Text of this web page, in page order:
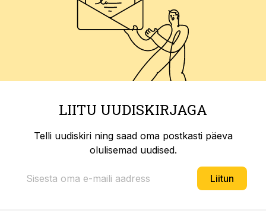
LIITU UUDISKIRJAGA
Telli uudiskiri ning saad oma postkasti päeva
olulisemad uudised.
Liitun